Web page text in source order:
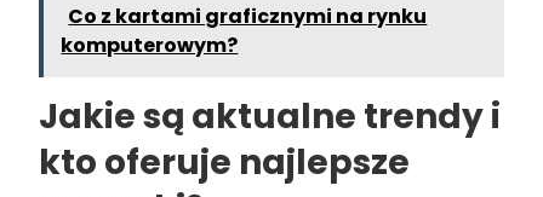
Co z kartami graficznymi na rynku
komputerowym?
Jakie są aktualne trendy i
kto oferuje najlepsze